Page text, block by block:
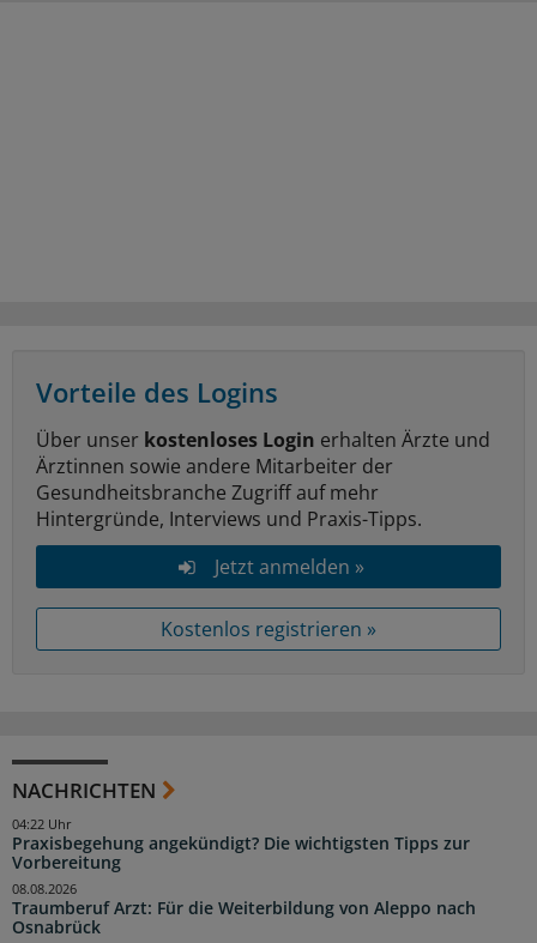
Vorteile des Logins
Über unser kostenloses Login erhalten Ärzte und
Ärztinnen sowie andere Mitarbeiter der
Gesundheitsbranche Zugriff auf mehr
Hintergründe, Interviews und Praxis-Tipps.
Jetzt anmelden »
Kostenlos registrieren »
NACHRICHTEN
Praxisbegehung angekündigt? Die wichtigsten Tipps zur
Vorbereitung
04:22 Uhr
Traumberuf Arzt: Für die Weiterbildung von Aleppo nach
Osnabrück
08.08.2026